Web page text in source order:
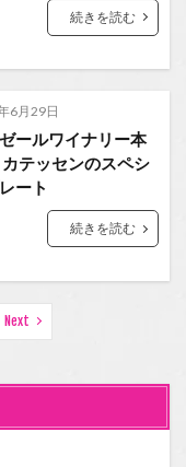
続きを読む
6月29日
ールワイナリー本
カテッセンのスペシ
ート
続きを読む
Next